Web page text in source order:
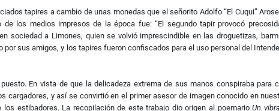
tapires a cambio de unas monedas que el señorito Adolfo “El Cuqui”
los medios impresos de la época fue: “El segundo tapir provocó
sociedad a Limones, quien se volvió imprescindible en las droguetizas,
sus amigos, y los tapires fueron confiscados para el uso personal del
En vista de que la delicadeza extrema de sus manos conspiraba para
cargadores, y así se convirtió en el primer asesor de imagen conocido en
estibadores. La recopilación de este trabajo dio origen al poemarioUn